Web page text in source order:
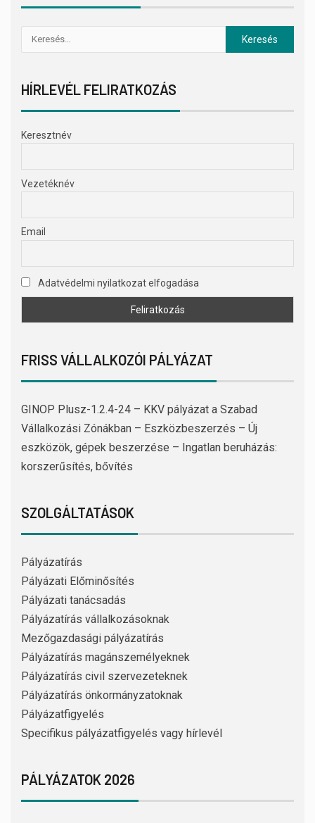
HÍRLEVÉL FELIRATKOZÁS
Keresztnév
Vezetéknév
Email
Adatvédelmi nyilatkozat elfogadása
FRISS VÁLLALKOZÓI PÁLYÁZAT
GINOP Plusz-1.2.4-24 – KKV pályázat a Szabad
Vállalkozási Zónákban – Eszközbeszerzés – Új
eszközök, gépek beszerzése – Ingatlan beruházás:
korszerűsítés, bővítés
SZOLGÁLTATÁSOK
Pályázatírás
Pályázati Előminősítés
Pályázati tanácsadás
Pályázatírás vállalkozásoknak
Mezőgazdasági pályázatírás
Pályázatírás magánszemélyeknek
Pályázatírás civil szervezeteknek
Pályázatírás önkormányzatoknak
Pályázatfigyelés
Specifikus pályázatfigyelés vagy hírlevél
PÁLYÁZATOK 2026